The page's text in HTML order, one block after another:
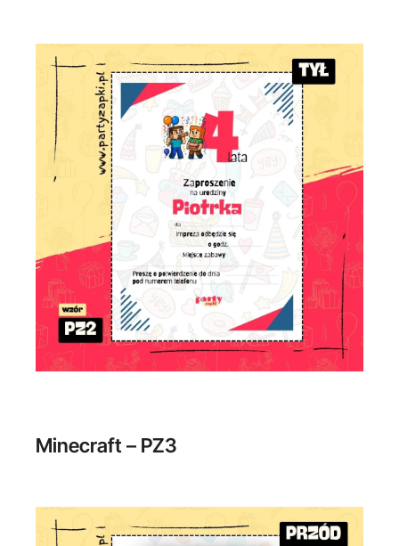
Minecraft – PZ3